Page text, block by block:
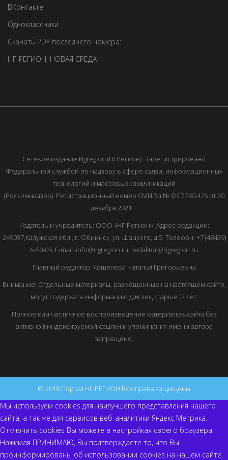
ВКонтакте
Одноклассники
Скачать PDF последнего номера:
НГ-РЕГИОН, НОВАЯ СРЕДА+
Сетевое издание Ngregion (НГРегион). Зарегистрировано
Федеральной службой по надзору в сфере связи, информационных
технологий и массовых коммуникаций
(Роскомнадзор). Регистрационный номер СМИ Эл № ФС77-82476 от 30
декабря 2021 г.
Издатель и учредитель: ООО «НГ-Регион». Адрес редакции:
249037,Калужская обл., г. Обнинск, ул. Шацкого, д.5. Телефон: +7 (48439)
6-50-05. E-mail: info@ngregion.ru, redaktor@ngregion.ru
Главный редактор: Кошелева Наталья Григорьевна
Внимание! Отдельные материалы, размещенные на настоящем сайте,
могут содержать информацию для лиц старше12 лет.
Полное или частичное воспроизведение материалов сайта без
активной индексируемой ссылки и упоминания имени автора
запрещено.
© 2018 Портал НГ-РЕГИОН Все права защищены
Мы используем cookies для наилучшего представления нашего
сайта, а так же для сервисов веб-аналитики Яндекс Метрика.
Отключить cookies Вы можете в настройках своего браузера.
Нажимая ПРИНИМАЮ, Вы подтверждаете то, что Вы
проинформированы об использовании cookies на нашем сайте,